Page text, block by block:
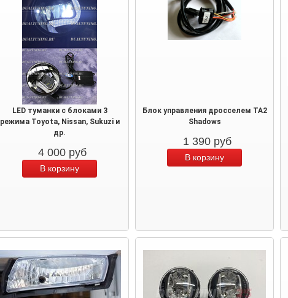
LED туманки с блоками 3
режима Toyota, Nissan, Sukuzi и
др.
4 000 руб
Блок управления дросселем TA2
Shadows
1 390 руб